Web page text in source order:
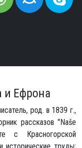
и Ефрона
род. в 1839 г.,
рассказов "Naše
с Красногорской